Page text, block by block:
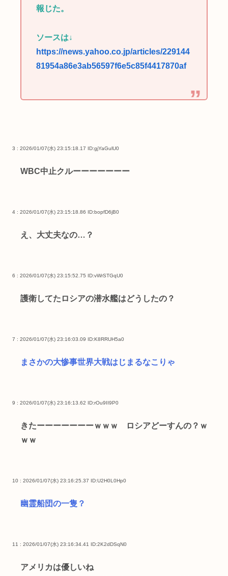
報じた。
ソースは↓
https://news.yahoo.co.jp/articles/229144
81954a86e3ab56597f6e5c85f4417870af
3 : 2026/01/07(水) 23:15:18.17 ID:gjYaGulU0
WBC中止クルーーーーーーー
4 : 2026/01/07(水) 23:15:18.86 ID:bopfD6jB0
え、大丈夫なの…？
6 : 2026/01/07(水) 23:15:52.75 ID:vWrSTGqU0
護衛してたロシアの潜水艦はどうしたの？
7 : 2026/01/07(水) 23:16:03.09 ID:K8RRUH5a0
まさかの大惨事世界大戦はじまるなこりゃ
9 : 2026/01/07(水) 23:16:13.62 ID:rOu9II9P0
きたーーーーーーーｗｗｗ ロシアどーすんの？ｗ
ｗｗ
10 : 2026/01/07(水) 23:16:25.37 ID:U2H0L0Hp0
幽霊船団の一隻？
11 : 2026/01/07(水) 23:16:34.41 ID:2K2dDSqN0
アメリカは優しいね